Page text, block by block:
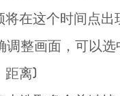
在这个时间点出
整画面，可以
距离)